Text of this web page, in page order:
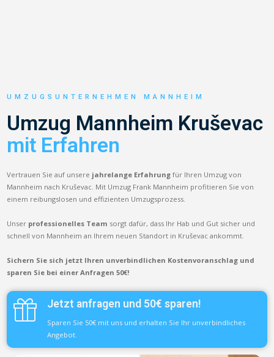
UMZUGSUNTERNEHMEN MANNHEIM
Umzug Mannheim Kruševac
mit Erfahren
Vertrauen Sie auf unsere jahrelange Erfahrung für Ihren Umzug von
Mannheim nach Kruševac. Mit Umzug Frank Mannheim profitieren Sie von
einem reibungslosen und effizienten Umzugsprozess.
Unser professionelles Team sorgt dafür, dass Ihr Hab und Gut sicher und
schnell von Mannheim an Ihrem neuen Standort in Kruševac ankommt.
Sichern Sie sich jetzt Ihren unverbindlichen Kostenvoranschlag und
sparen Sie bei einer Anfragen 50€!
Jetzt anfragen und 50€ sparen!
Sparen Sie 50€ mit uns und erhalten Sie Ihr unverbindliches
Angebot.